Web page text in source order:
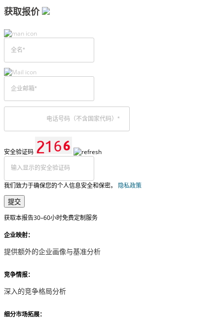
获取报价
安全验证码
我们致力于确保您的个人信息安全和保密。 隐私政策
提交
获取本报告30–60小时免费定制服务
企业映射：
提供额外的企业画像与基准分析
竞争情报：
深入的竞争格局分析
细分市场拓展：